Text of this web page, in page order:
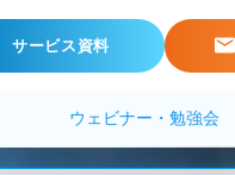
サービス資料
ウェビナー・勉強会